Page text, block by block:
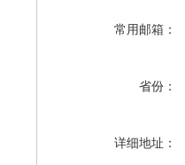
常用邮箱：
省份：
详细地址：